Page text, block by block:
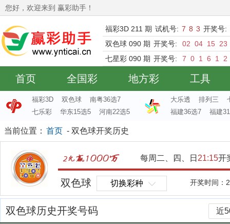
您好，欢迎来到 赢彩助手！
福彩3D 211 期 试机号: 7 8 3 开奖号:
双色球 090 期 开奖号: 02 04 15
23
七星彩 090 期 开奖号: 7 0 1 6 1 2
首页 全国彩 地方彩 工具
福彩3D 双色球
南粤36选7
七乐彩
华东15选5 河南22选5
大乐透 排列三
福建36选7
福建
当前位置： 首页 - 双色球开奖历史
每周二、四、日 21:15开
双色球 切换彩种 开奖时间：
双色球历史开奖号码 近